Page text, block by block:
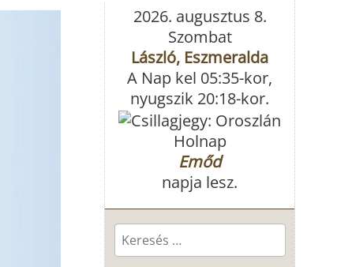
2026. augusztus 8.
Szombat
László, Eszmeralda
A Nap kel 05:35-kor,
nyugszik 20:18-kor.
Holnap
Emőd
napja lesz.
Keresés...